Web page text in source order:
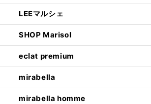
LEEマルシェ
SHOP Marisol
eclat premium
mirabella
mirabella homme